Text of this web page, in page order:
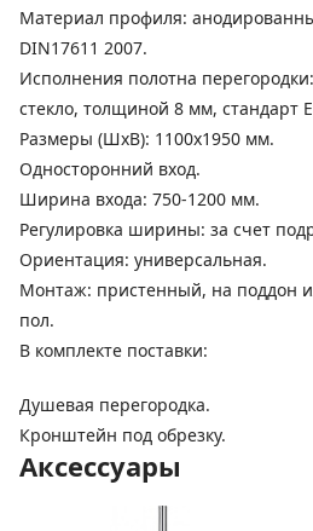
Материал профиля:
DIN17611 2007.
Исполнения полотна
стекло, толщиной 8 мм, стандарт
Размеры (ШхВ): 1100х1950 мм.
Односторонний вход.
Ширина входа: 750-1200 мм.
Регулировка ширины: за счет
Ориентация: универсальная.
Монтаж: пристенный, на поддон
пол.
В комплекте поставки:
Душевая перегородка.
Кронштейн под обрезку.
Аксессуары